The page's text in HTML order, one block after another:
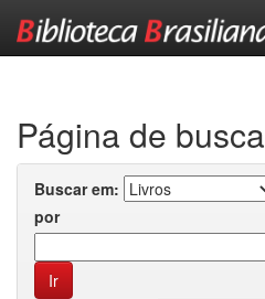
Página de busca
Buscar em:
por